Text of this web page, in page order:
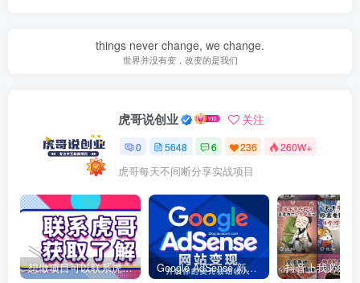
things never change, we change.
世界并没有变，改变的是我们
虎哥说创业 关注
0 5648 6 236 260W+
虎哥每天不间断分享实战项目
想做项目可以联系虎哥微信 虎哥一对一解答并且远程视频教学 Google AdSense 新手接入教程：虎哥手把手教你用网站赚取美元收入